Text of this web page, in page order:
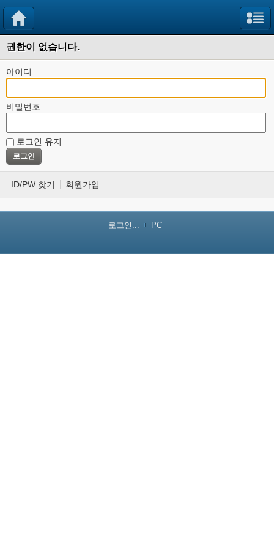
권한이 없습니다.
아이디
비밀번호
로그인 유지
ID/PW 찾기 회원가입
로그인... PC